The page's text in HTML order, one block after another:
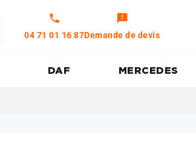
call
04 71 01 16 87
feedback
Demande de devis
DAF MERCEDES